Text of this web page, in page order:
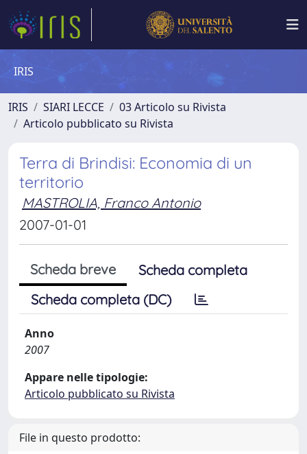
IRIS
IRIS SIARI LECCE
03 Articolo su Rivista
Articolo pubblicato su Rivista
Terra di Brindisi: Economia di un
territorio
MASTROLIA, Franco Antonio
2007-01-01
Scheda breve
Scheda completa
Scheda completa (DC)
Anno
2007
Appare nelle tipologie:
Articolo pubblicato su Rivista
File in questo prodotto: